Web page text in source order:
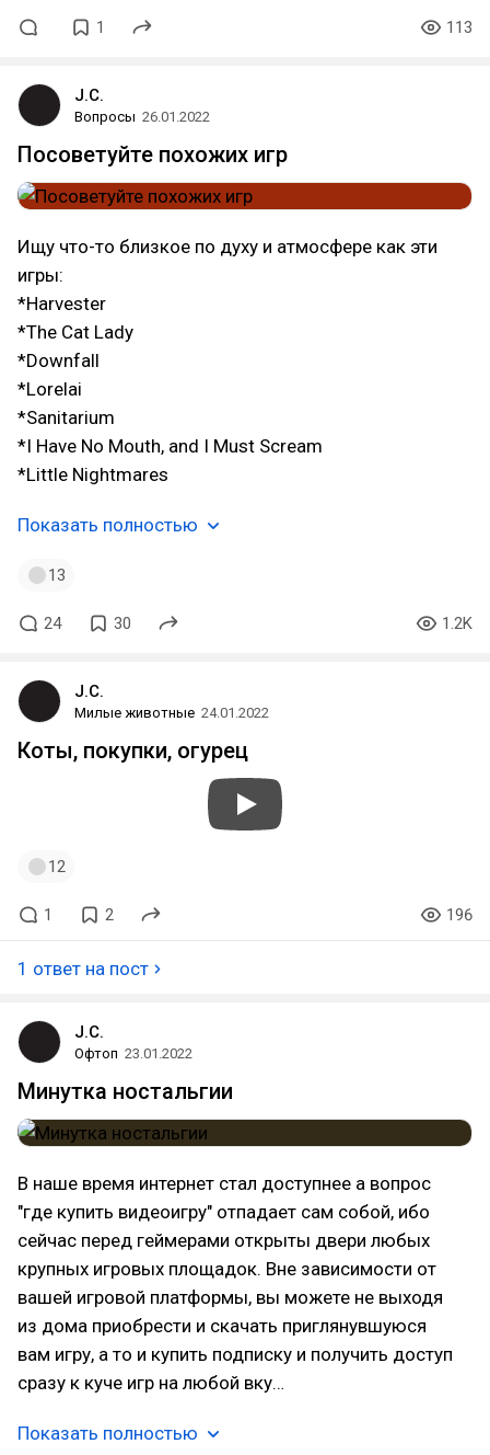
1 113
J.C.
Вопросы 26.01.2022
Посоветуйте похожих игр
Ищу что-то близкое по духу и атмосфере как эти
игры:
*Harvester
*The Cat Lady
*Downfall
*Lorelai
*Sanitarium
*I Have No Mouth, and I Must Scream
*Little Nightmares
Показать полностью
13
24 30 1.2K
J.C.
Милые животные 24.01.2022
Коты, покупки, огурец
12
1 2 196
1 ответ на пост
J.C.
Офтоп 23.01.2022
Минутка ностальгии
В наше время интернет стал доступнее а вопрос
"где купить видеоигру" отпадает сам собой, ибо
сейчас перед геймерами открыты двери любых
крупных игровых площадок. Вне зависимости от
вашей игровой платформы, вы можете не выходя
из дома приобрести и скачать приглянувшуюся
вам игру, а то и купить подписку и получить доступ
сразу к куче игр на любой вку…
Показать полностью